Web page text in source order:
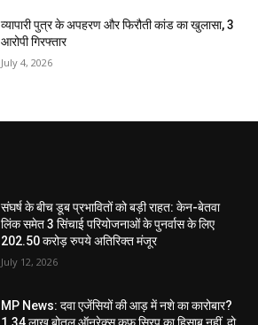
व्यापारी पुत्र के अपहरण और फिरौती कांड का खुलासा, 3
आरोपी गिरफ्तार
July 4, 2026
संघर्ष के बीच डूब प्रभावितों को बड़ी राहत: केन-बेतवा
लिंक समेत 3 सिंचाई परियोजनाओं के पुनर्वास के लिए
202.50 करोड़ रुपये अतिरिक्त मंजूर
July 12, 2026
MP News: दवा एजेंसियों की आड़ में नशे का कारोबार?